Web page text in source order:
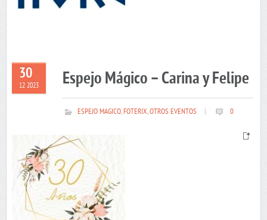
30
12 2023 Espejo Mágico – Carina y Felipe
ESPEJO MAGICO,FOTERIX,OTROS EVENTOS 0